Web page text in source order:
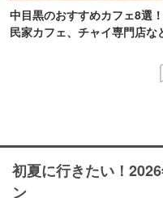
中目黒のおすすめカフェ8選
民家カフェ、チャイ専門店な
初夏に行きたい！
ン